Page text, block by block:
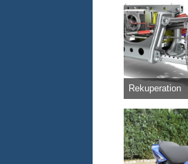
Rekuperation
unrealSpeedy-
9.373
0